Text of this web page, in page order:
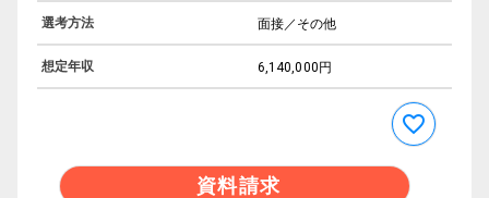
選考方法 面接／その他
想定年収 6,140,000円
資料請求